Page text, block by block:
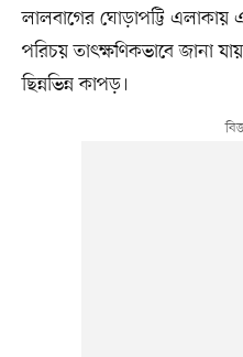
লালবাগের ঘোড়াপট্টি এলাকায়
পরিচয় তাৎক্ষণিকভাবে জানা
ছিন্নভিন্ন কাপড়।